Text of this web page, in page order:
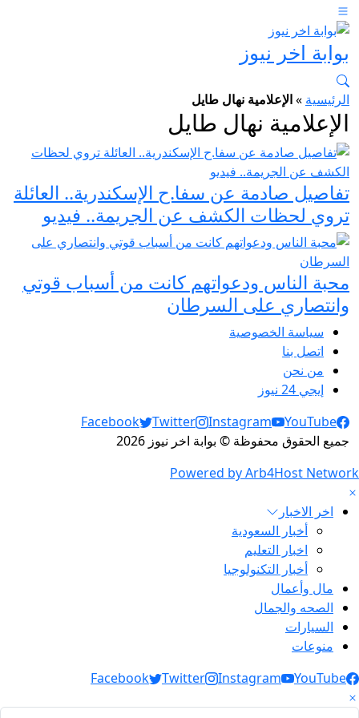
بوابة اخر نيوز
الرئيسية »الإعلامية نهال طايل
الإعلامية نهال طايل
تفاصيل صادمة عن سفا.ح الإسكندرية.. العائلة
تروي لحظات الكشف عن الجريمة.. فيديو
محبة الناس ودعواتهم كانت من أسباب قوتي
وانتصاري على السرطان
سياسة الخصوصية
اتصل بنا
من نحن
إيجي 24 نيوز
Social Links
Facebook Twitter Instagram
YouTube
جميع الحقوق محفوظة © بوابة اخر نيوز 2026
Powered by Arb4Host Network
اخر الاخبار
أخبار السعودية
اخبار التعليم
أخبار التكنولوجيا
مال وأعمال
الصحه والجمال
السيارات
منوعات
Social Links
Facebook Twitter Instagram YouTube